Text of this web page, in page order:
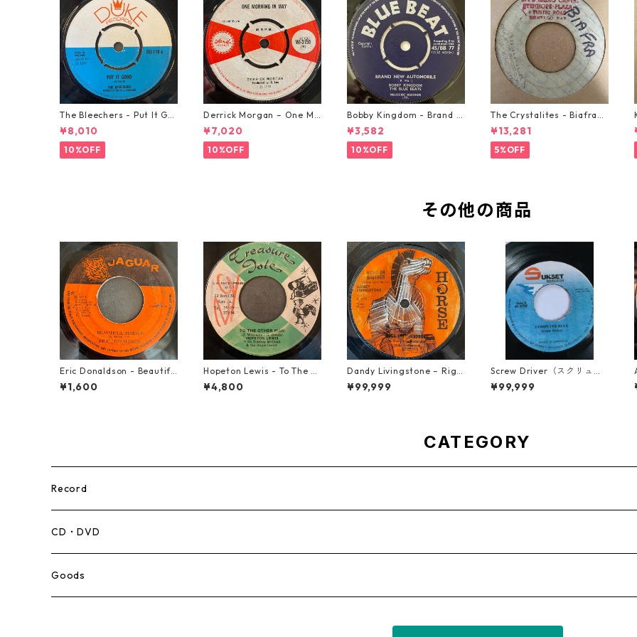
The Bleechers - Put It Go
od 【7-21637】
¥8,010
10%OFF
Derrick Morgan – One Mo
rning In May【7-21653】
¥7,020
10%OFF
Bobby Kingdom - Brand N
ew Automobile【7-2088
9】
¥3,582
10%OFF
The Crystalites - Biafra
【7-21293】
¥13,281
5%OFF
その他の商品
Eric Donaldson - Beautifu
l Maiden【7-21788】
¥1,600
Hopeton Lewis - To The O
ther Man【7-22023】
¥4,800
Dandy Livingstone – Righ
t On Brother【7-21946】
¥99,999
Screw Driver（スクリュー
ドライバー） - Computer
Rule【7'】
¥99,999
CATEGORY
Record
Mento,Calypso,Ballad
Ska
CD・DVD
Goods